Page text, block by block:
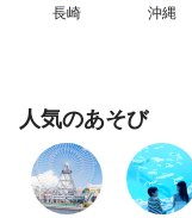
長崎 沖縄
人気のあそび